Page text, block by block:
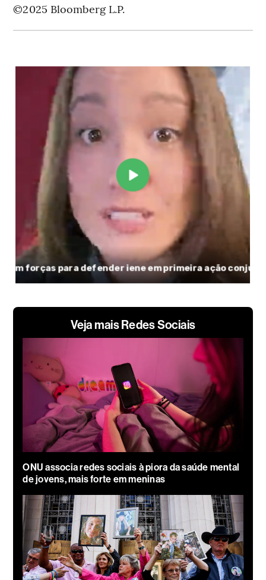
©2025 Bloomberg L.P.
Veja mais Redes Sociais
ONU associa redes sociais à piora da saúde mental
de jovens, mais forte em meninas